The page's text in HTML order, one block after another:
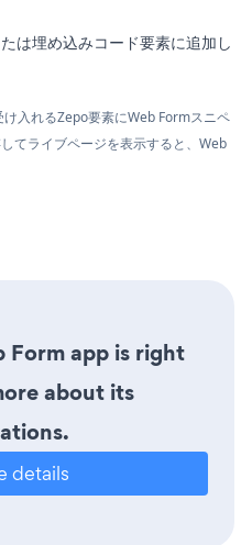
は埋め込みコード要素に追加し
入れるZepo要素にWeb Formスニペ
てライブページを表示すると、Web
Form app is right
about its
details